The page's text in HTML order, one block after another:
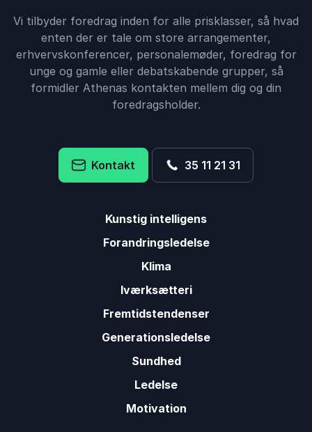
Vi tilbyder foredrag inden for alle prisklasser, så hvad
enten der er tale om store arrangementer,
erhvervskonferencer, personalemøder, foredrag for
unge og gamle eller debatskabende grupper, så
formidler Athenas kontakten mellem dig og din
foredragsholder.
Kontakt 35 11 21 31
Kunstig intelligens
Forandringsledelse
Klima
Iværksætteri
Fremtidstendenser
Generationsledelse
Sundhed
Ledelse
Motivation